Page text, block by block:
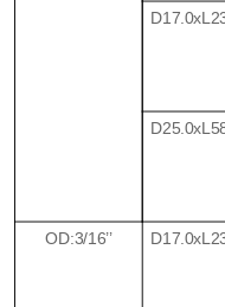
OD:3/16’’